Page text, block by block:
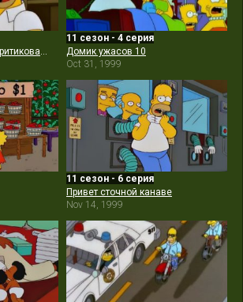
Угадайте, кто придёт критиковать обед?
11 сезон - 4 серия
Домик ужасов 10
Oct 31, 1999
11 сезон - 6 серия
Привет сточной канаве
Nov 14, 1999